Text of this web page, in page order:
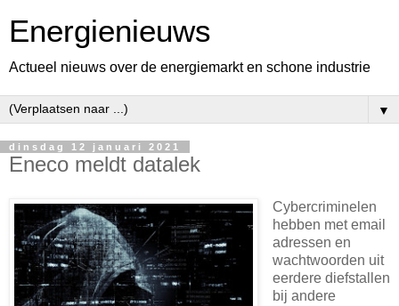
Energienieuws
Actueel nieuws over de energiemarkt en schone industrie
▼
dinsdag 12 januari 2021
Eneco meldt datalek
Cybercriminelen
hebben met email
adressen en
wachtwoorden uit
eerdere diefstallen
bij andere